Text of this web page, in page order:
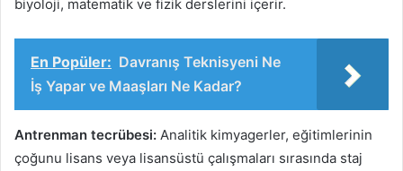
biyoloji, matematik ve fizik derslerini içerir.
En Popüler: Davranış Teknisyeni Ne
İş Yapar ve Maaşları Ne Kadar?
Antrenman tecrübesi: Analitik kimyagerler, eğitimlerinin
çoğunu lisans veya lisansüstü çalışmaları sırasında staj